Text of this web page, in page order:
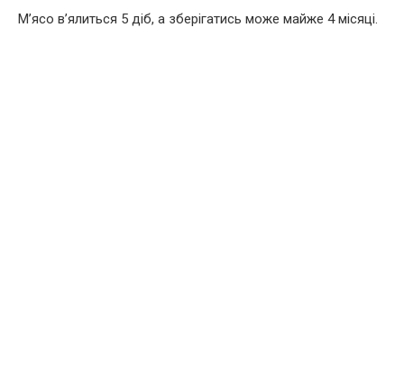
М’ясо в’ялиться 5 діб, а зберігатись може майже 4 місяці.